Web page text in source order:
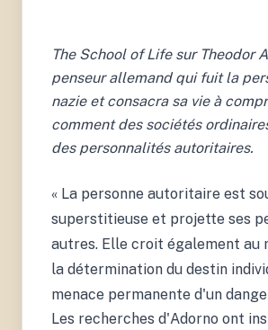
The School of Life sur Theodor
penseur allemand qui fuit la
nazie et consacra sa vie à
comment des sociétés
des personnalités autoritaires.
« La personne autoritaire est
superstitieuse et projette ses
autres. Elle croit également au
la détermination du destin
menace permanente d'un
Les recherches d'Adorno ont